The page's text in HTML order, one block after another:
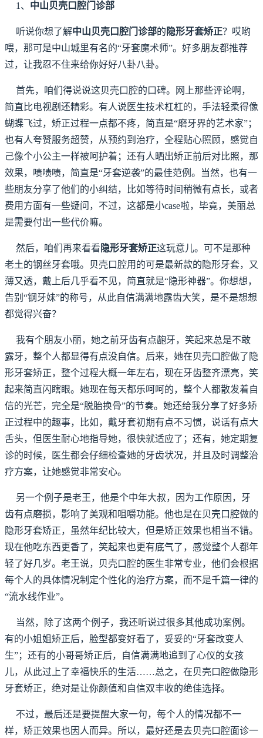
1、 中山贝壳口腔门诊部
听说你想了解中山贝壳口腔门诊部的 隐形牙套矫正？哎哟
喂，那可是中山城里有名的“牙套魔术师”。好多朋友都推荐
过，让我忍不住来给你好好八卦八卦。
首先，咱们得说说这贝壳口腔的口碑。网上那些评论啊，
简直比电视剧还精彩。有人说医生技术杠杠的，手法轻柔得像
蝴蝶飞过，矫正过程一点都不疼，简直是“磨牙界的艺术家”；
也有人夸赞服务超赞，从预约到治疗，全程贴心照顾，感觉自
己像个小公主一样被呵护着；还有人晒出矫正前后对比照，那
效果，啧啧啧，简直是“牙套逆袭”的最佳范例。当然，也有一
些朋友分享了他们的小纠结，比如等待时间稍微有点长，或者
费用方面有一些疑问，不过，这都是小case啦，毕竟，美丽总
是需要付出一些代价嘛。
然后，咱们再来看看 隐形牙套矫正这玩意儿。可不是那种
老土的钢丝牙套哦。贝壳口腔用的可是最新款的隐形牙套，又
薄又透，戴上后几乎看不见，简直就是“隐形神器”。你想想，
告别“钢牙妹”的称号，从此自信满满地露齿大笑，是不是想想
都觉得兴奋？
我有个朋友小丽，她之前牙齿有点龅牙，笑起来总是不敢
露牙，整个人都显得有点没自信。后来，她在贝壳口腔做了隐
形牙套矫正，整个过程大概一年左右，现在牙齿整齐漂亮，笑
起来简直闪瞎眼。她现在每天都乐呵呵的，整个人都散发着自
信的光芒，完全是“脱胎换骨”的节奏。她还给我分享了好多矫
正过程中的趣事，比如，戴牙套初期有点不习惯，说话有点大
舌头，但医生耐心地指导她，很快就适应了；还有，她定期复
诊的时候，医生都会仔细检查她的牙齿状况，并且及时调整治
疗方案，让她感觉非常安心。
另一个例子是老王，他是个中年大叔，因为工作原因，牙
齿有点磨损，影响了美观和咀嚼功能。他也是在贝壳口腔做的
隐形牙套矫正，虽然年纪比较大，但是矫正效果也相当不错。
现在他吃东西更香了，笑起来也更有底气了，感觉整个人都年
轻了好几岁。老王说，贝壳口腔的医生非常专业，他们会根据
每个人的具体情况制定个性化的治疗方案，而不是千篇一律的
“流水线作业”。
当然，除了这两个例子，我还听说过很多其他成功案例。
有的小姐姐矫正后，脸型都变好看了，妥妥的“牙套改变人
生”；还有的小哥哥矫正后，自信满满地追到了心仪的女孩
儿，从此过上了幸福快乐的生活……总之，在贝壳口腔做隐形
牙套矫正，绝对是让你颜值和自信双丰收的绝佳选择。
不过，最后还是要提醒大家一句，每个人的情况都不一
样，矫正效果也因人而异。所以，最好还是去贝壳口腔面诊一